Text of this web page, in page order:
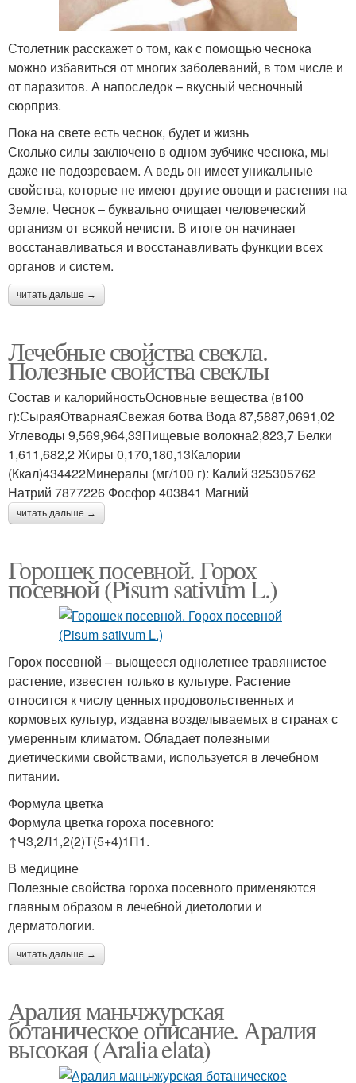
Столетник расскажет о том, как с помощью чеснока
можно избавиться от многих заболеваний, в том числе и
от паразитов. А напоследок – вкусный чесночный
сюрприз.
Пока на свете есть чеснок, будет и жизнь
Сколько силы заключено в одном зубчике чеснока, мы
даже не подозреваем. А ведь он имеет уникальные
свойства, которые не имеют другие овощи и растения на
Земле. Чеснок – буквально очищает человеческий
организм от всякой нечисти. В итоге он начинает
восстанавливаться и восстанавливать функции всех
органов и систем.
читать дальше →
Лечебные свойства свекла.
Полезные свойства свеклы
Состав и калорийностьОсновные вещества (в100
г):СыраяОтварнаяСвежая ботва Вода 87,5887,0691,02
Углеводы 9,569,964,33Пищевые волокна2,823,7 Белки
1,611,682,2 Жиры 0,170,180,13Калории
(Ккал)434422Минералы (мг/100 г): Калий 325305762
Натрий 7877226 Фосфор 403841 Магний
читать дальше →
Горошек посевной. Горох
посевной (Pisum sativum L.)
Горох посевной – вьющееся однолетнее травянистое
растение, известен только в культуре. Растение
относится к числу ценных продовольственных и
кормовых культур, издавна возделываемых в странах с
умеренным климатом. Обладает полезными
диетическими свойствами, используется в лечебном
питании.
Формула цветка
Формула цветка гороха посевного:
↑Ч3,2Л1,2(2)Т(5+4)1П1.
В медицине
Полезные свойства гороха посевного применяются
главным образом в лечебной диетологии и
дерматологии.
читать дальше →
Аралия маньчжурская
ботаническое описание. Аралия
высокая (Aralia elata)